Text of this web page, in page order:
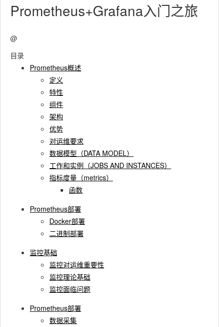
Prometheus+Grafana入门之旅
@
目录
Prometheus概述
定义
特性
组件
架构
优势
对运维要求
数据模型（DATA MODEL）
工作和实例（JOBS AND INSTANCES）
指标度量（metrics）
函数
Prometheus部署
Docker部署
二进制部署
监控基础
监控对运维重要性
监控理论基础
监控面临问题
Prometheus部署
数据采集